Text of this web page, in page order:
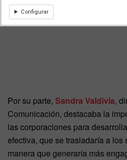
Por su parte, Sandra Valdivia,
Comunicación, destacaba la
las corporaciones para
efectiva, que se trasladaría a los
manera que generaría más
Configurar